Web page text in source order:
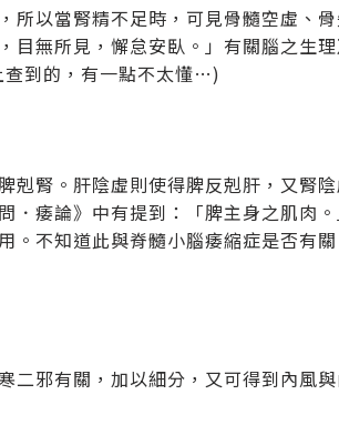
所以當腎精不足時，可見骨髓空虛、
目無所見，懈怠安臥。」有關腦之生
到的，有一點不太懂…)
剋腎。肝陰虛則使得脾反剋肝，又腎
．痿論》中有提到：「脾主身之肌肉
。不知道此與脊髓小腦痿縮症是否有關
二邪有關，加以細分，又可得到內風與